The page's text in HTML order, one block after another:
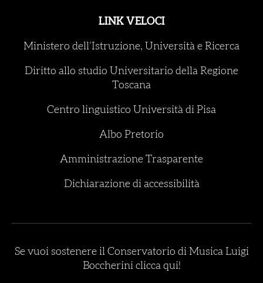
LINK VELOCI
Ministero dell’Istruzione, Università e Ricerca
Diritto allo studio Universitario della Regione
Toscana
Centro linguistico Università di Pisa
Albo Pretorio
Amministrazione Trasparente
Dichiarazione di accessibilità
Se vuoi sostenere il Conservatorio di Musica Luigi
Boccherini clicca qui!